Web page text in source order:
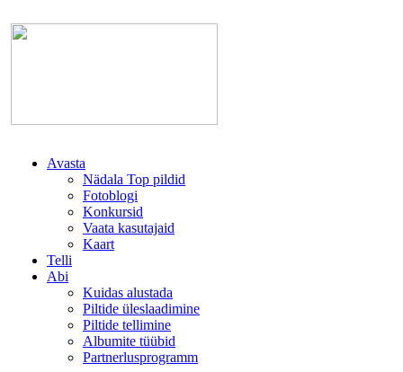
Avasta
Nädala Top pildid
Fotoblogi
Konkursid
Vaata kasutajaid
Kaart
Telli
Abi
Kuidas alustada
Piltide üleslaadimine
Piltide tellimine
Albumite tüübid
Partnerlusprogramm